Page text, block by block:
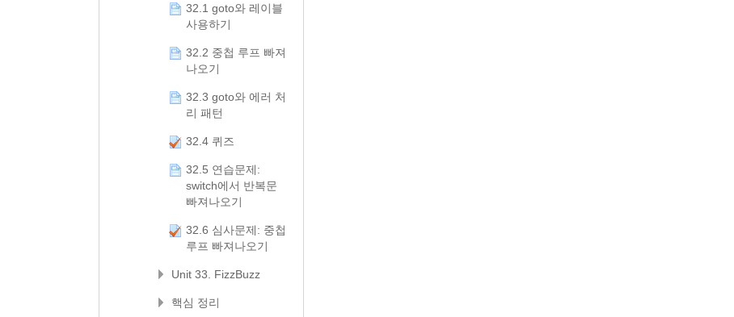
32.1 goto와 레이블
사용하기
32.2 중첩 루프 빠져
나오기
32.3 goto와 에러 처
리 패턴
32.4 퀴즈
32.5 연습문제:
switch에서 반복문
빠져나오기
32.6 심사문제: 중첩
루프 빠져나오기
Unit 33. FizzBuzz
핵심 정리